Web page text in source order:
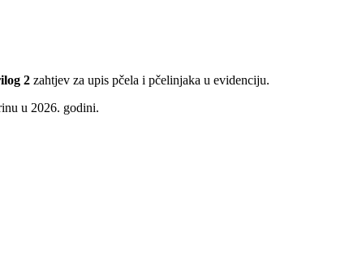
2 zahtjev za upis pčela i pčelinjaka u evidenciju.
u 2026. godini.